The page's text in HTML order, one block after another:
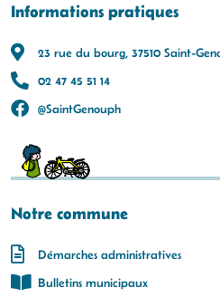
Informations pratiques
23 rue du bourg, 37510 Saint-
02 47 45 51 14
@SaintGenouph
Notre commune
Démarches administratives
Bulletins municipaux